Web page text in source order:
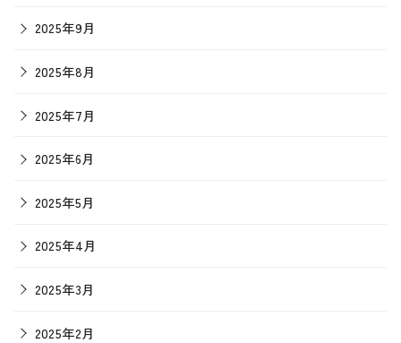
2025年9月
2025年8月
2025年7月
2025年6月
2025年5月
2025年4月
2025年3月
2025年2月